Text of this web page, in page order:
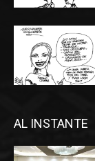
AL INSTANTE